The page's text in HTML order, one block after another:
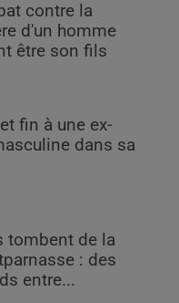
contre la
d'un homme
être son fils
fin à une ex-
dans sa
tombent de la
: des
entre...